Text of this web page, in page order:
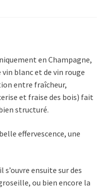
en Champagne,
vin blanc et de vin rouge
entre fraîcheur,
et fraise des bois) fait
structuré.
effervescence, une
s’ouvre ensuite sur des
ou bien encore la